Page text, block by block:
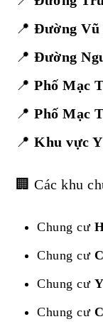
📍Đường Vũ
📍Đường
📍Phố Mạc
📍Phố Mạc
📍Khu vực
🏢 Các khu
Chung cư
Chung cư
Chung cư
Chung cư